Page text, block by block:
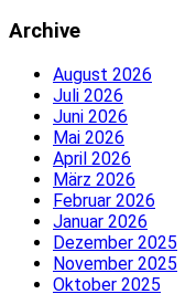
Archive
August 2026
Juli 2026
Juni 2026
Mai 2026
April 2026
März 2026
Februar 2026
Januar 2026
Dezember 2025
November 2025
Oktober 2025